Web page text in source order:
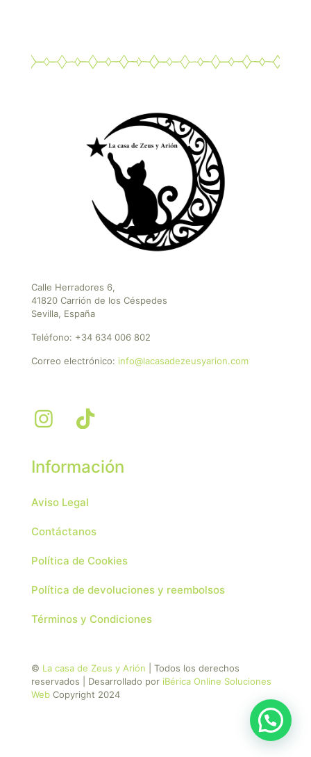
Calle Herradores 6,
41820 Carrión de los Céspedes
Sevilla, España
Teléfono: +34 634 006 802
Correo electrónico: info@lacasadezeusyarion.com
Información
Aviso Legal
Contáctanos
Política de Cookies
Política de devoluciones y reembolsos
Términos y Condiciones
© La casa de Zeus y Arión | Todos los derechos
reservados | Desarrollado por iBérica Online Soluciones
Web Copyright 2024